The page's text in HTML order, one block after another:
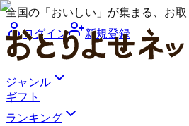
全国の「おいしい」が集まる、お
ログイン
新規登録
ジャンル
ギフト
ランキング